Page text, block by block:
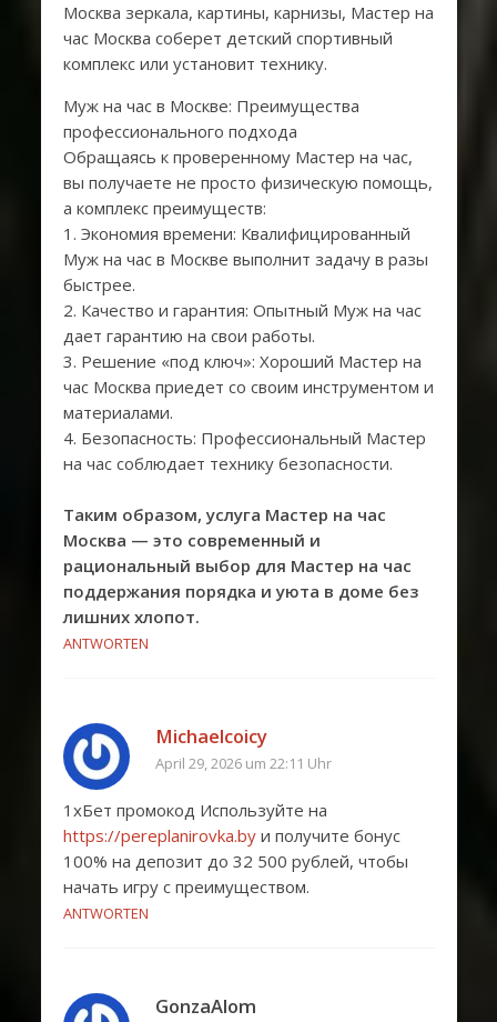
Москва зеркала, картины, карнизы, Мастер на
час Москва соберет детский спортивный
комплекс или установит технику.
Муж на час в Москве: Преимущества
профессионального подхода
Обращаясь к проверенному Мастер на час,
вы получаете не просто физическую помощь,
а комплекс преимуществ:
1. Экономия времени: Квалифицированный
Муж на час в Москве выполнит задачу в разы
быстрее.
2. Качество и гарантия: Опытный Муж на час
дает гарантию на свои работы.
3. Решение «под ключ»: Хороший Мастер на
час Москва приедет со своим инструментом и
материалами.
4. Безопасность: Профессиональный Мастер
на час соблюдает технику безопасности.
Таким образом, услуга Мастер на час
Москва — это современный и
рациональный выбор для Мастер на час
поддержания порядка и уюта в доме без
лишних хлопот.
ANTWORTEN
Michaelcoicy
April 29, 2026 um 22:11 Uhr
1хБет промокод Используйте на
https://pereplanirovka.byи получите бонус
100% на депозит до 32 500 рублей, чтобы
начать игру с преимуществом.
ANTWORTEN
GonzaAlom